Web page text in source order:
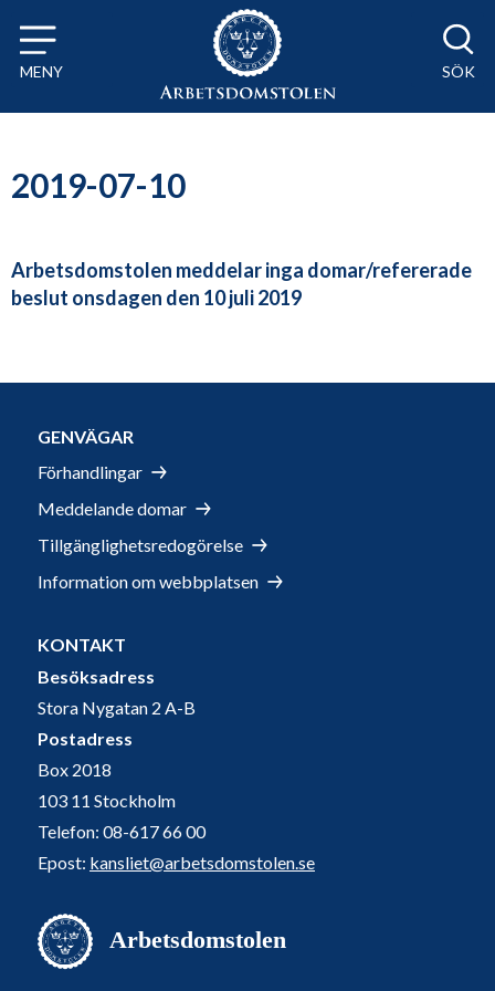
Till innehåll på sidan x
MENY SÖK
2019-07-10
Arbetsdomstolen meddelar inga domar/refererade
beslut onsdagen den 10 juli 2019
GENVÄGAR
Förhandlingar
Meddelande domar
Tillgänglighetsredogörelse
Information om webbplatsen
KONTAKT
Besöksadress
Stora Nygatan 2 A-B
Postadress
Box 2018
103 11 Stockholm
Telefon: 08-617 66 00
Epost: kansliet@arbetsdomstolen.se